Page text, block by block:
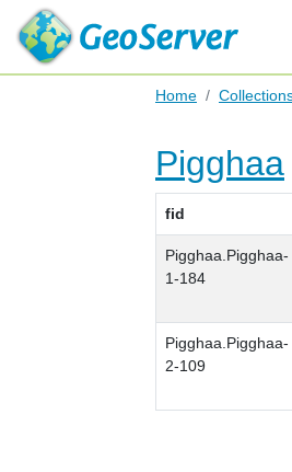
Home
Pigghaa
fid
Pigghaa.Pigghaa-
1-184
Pigghaa.Pigghaa-
2-109